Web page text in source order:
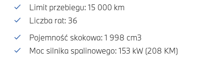
Limit przebiegu: 15 000 km
Liczba rat: 36
Pojemność skokowa: 1 998 cm3
Moc silnika spalinowego: 153 kW (208 KM)